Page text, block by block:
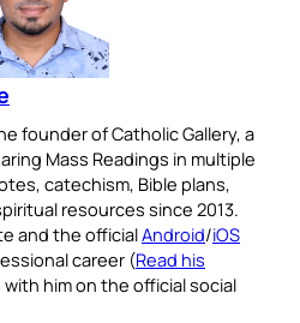
founder of Catholic Gallery, a
Mass Readings in multiple
catechism, Bible plans,
resources since 2013.
and the officialAndroid/iOS
career (Read his
him on the official social